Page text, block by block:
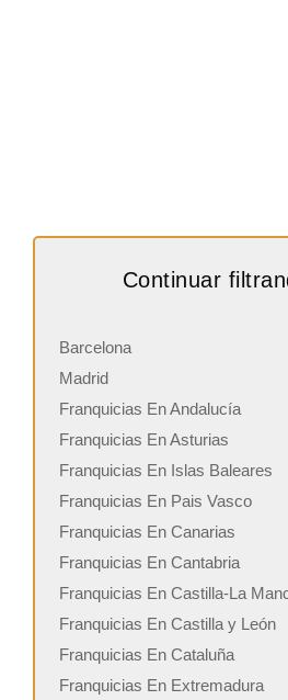
Continuar
Barcelona
Madrid
Franquicias En Andalucía
Franquicias En Asturias
Franquicias En Islas Baleares
Franquicias En Pais Vasco
Franquicias En Canarias
Franquicias En Cantabria
Franquicias En Castilla-La
Franquicias En Castilla y León
Franquicias En Cataluña
Franquicias En Extremadura